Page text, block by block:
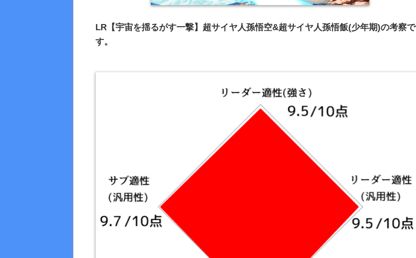
LR【宇宙を揺るがす一撃】超サイヤ人孫悟空&超サイヤ人孫悟飯(少年期)の考察で
す。